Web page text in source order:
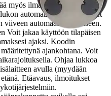
myös ilman mobiiliohjausta.
automaattisesti, kun suljet
viiveen automaattilukitukseen.
Voit jakaa käyttöön tilapäisen
ajaksi. Koodin
ajankohtana. Voit
Ohjaa lukkoa
avulla (myydään
Etäavaus, ilmoitukset